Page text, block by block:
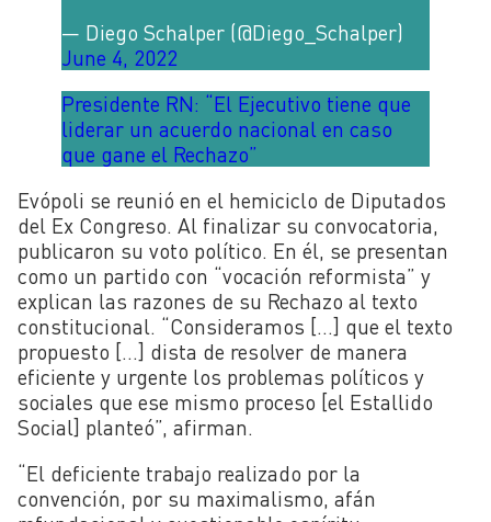
— Diego Schalper (@Diego_Schalper)
June 4, 2022
Presidente RN: “El Ejecutivo tiene que
liderar un acuerdo nacional en caso
que gane el Rechazo”
Evópoli se reunió en el hemiciclo de Diputados
del Ex Congreso. Al finalizar su convocatoria,
publicaron su voto político. En él, se presentan
como un partido con “vocación reformista” y
explican las razones de su Rechazo al texto
constitucional. “Consideramos […] que el texto
propuesto […] dista de resolver de manera
eficiente y urgente los problemas políticos y
sociales que ese mismo proceso [el Estallido
Social] planteó”, afirman.
“El deficiente trabajo realizado por la
convención, por su maximalismo, afán